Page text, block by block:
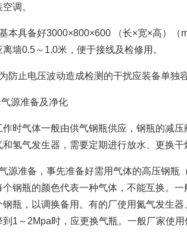
调。
基本具备好3000×800×600 （长×宽×高）
离墙0.5～1.0米，便于接线及检修用。
为防止电压波动造成检测的干扰应装备单独
源准备及净化
作时气体一般由供气钢瓶供应，钢瓶的减
和氢气发生器，需要定期进行放水、更换干
气源准备，事先准备好需用气体的高压钢
个钢瓶的颜色代表一种气体，不能互换。
钢瓶，以调换备用。有的厂使用氮气发生
到1～2Mpa时，应更换气瓶。一般厂家使